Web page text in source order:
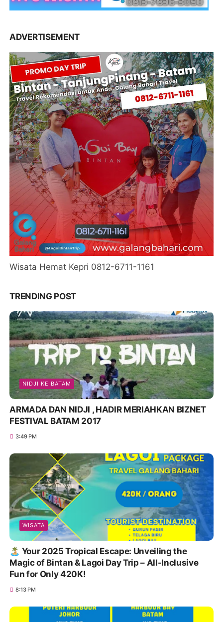
ADVERTISEMENT
Wisata Hemat Kepri 0812-6711-1161
TRENDING POST
NIDJI KE BATAM
ARMADA DAN NIDJI , HADIR MERIAHKAN BIZNET
FESTIVAL BATAM 2017
3:49 PM
WISATA
🏝️ Your 2025 Tropical Escape: Unveiling the
Magic of Bintan & Lagoi Day Trip – All-Inclusive
Fun for Only 420K!
8:13 PM